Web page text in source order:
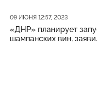
Дата публикации
09 ИЮНЯ 12:57, 2023
«ДНР» планирует
шампанских вин,